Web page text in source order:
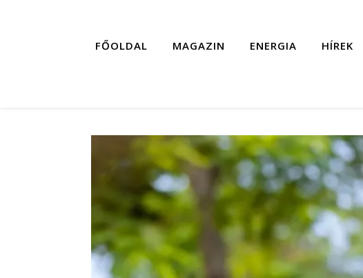
FŐOLDAL MAGAZIN ENERGIA HÍREK